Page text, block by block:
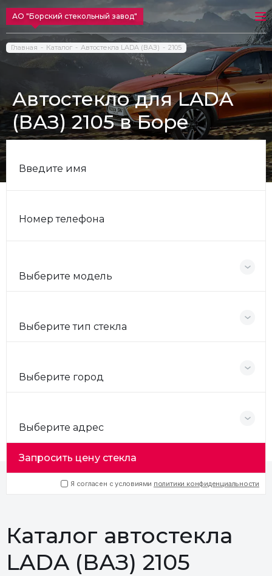
АО "Борский стекольный завод"
Главная Каталог Автостекла LADA (ВАЗ) 2105
Автостекло для LADA
(ВАЗ) 2105 в Боре
Введите имя
Номер телефона
Выберите модель
Выберите тип стекла
Выберите город
Выберите адрес
Запросить цену стекла
Я согласен с условиями политики конфиденциальности
Каталог автостекла
LADA (ВАЗ) 2105